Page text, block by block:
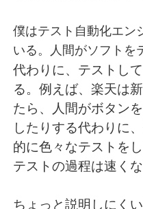
English
繁體中文
العربية
僕はテスト自動化エン
いる。人間がソフトを
代わりに、テストし
る。例えば、楽天は
たら、人間がボタン
したりする代わりに
的に色々なテストを
テストの過程は速くな
ちょっと説明しにく